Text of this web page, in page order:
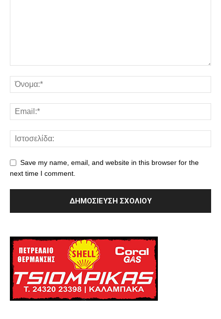
Save my name, email, and website in this browser for the
next time I comment.